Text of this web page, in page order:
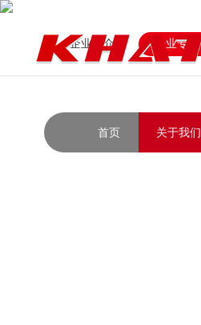
首页 关于我们
企业简介 企业专利